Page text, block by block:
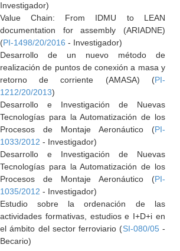
Investigador)
Value Chain: From IDMU to LEAN
documentation for assembly (ARIADNE)
(PI-1498/20/2016 - Investigador)
Desarrollo de un nuevo método de
realización de puntos de conexión a masa y
retorno de corriente (AMASA) (PI-
1212/20/2013)
Desarrollo e Investigación de Nuevas
Tecnologías para la Automatización de los
Procesos de Montaje Aeronáutico (PI-
1033/2012 - Investigador)
Desarrollo e Investigación de Nuevas
Tecnologías para la Automatización de los
Procesos de Montaje Aeronáutico (PI-
1035/2012 - Investigador)
Estudio sobre la ordenación de las
actividades formativas, estudios e I+D+i en
el ámbito del sector ferroviario (SI-080/05-
Becario)